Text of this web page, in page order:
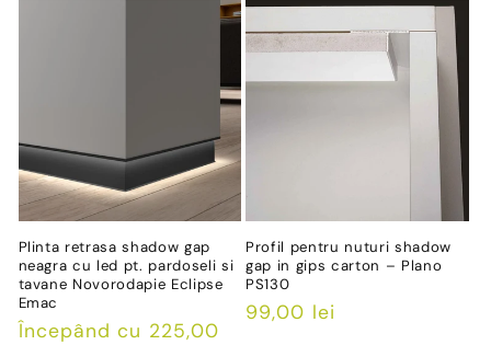
Plinta retrasa shadow gap
neagra cu led pt. pardoseli si
tavane Novorodapie Eclipse
Emac
Preț
Începând cu 225,00
Profil pentru nuturi shadow
gap in gips carton – Plano
PS130
Preț
99,00 lei